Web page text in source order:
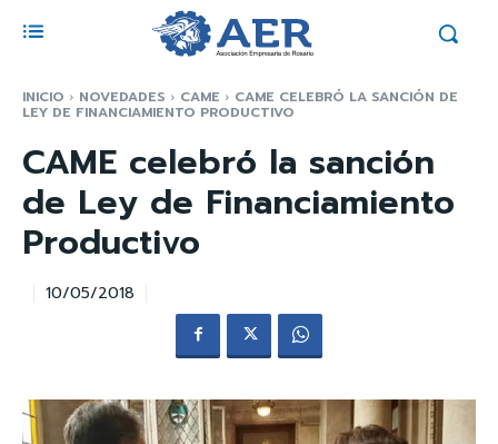
INICIO NOVEDADES CAME CAME CELEBRÓ LA SANCIÓN DE
LEY DE FINANCIAMIENTO PRODUCTIVO
CAME celebró la sanción
de Ley de Financiamiento
Productivo
10/05/2018